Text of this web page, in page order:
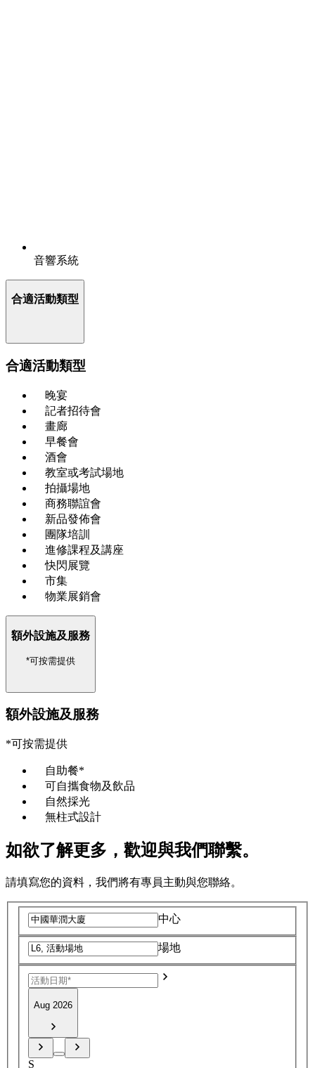
音響系統
合適活動類型
合適活動類型
晚宴
記者招待會
畫廊
早餐會
酒會
教室或考試場地
拍攝場地
商務聯誼會
新品發佈會
團隊培訓
進修課程及講座
快閃展覽
市集
物業展銷會
額外設施及服務
*可按需提供
額外設施及服務
*可按需提供
自助餐*
可自攜食物及飲品
自然採光
無柱式設計
如欲了解更多，歡迎與我們聯繫。
請填寫您的資料，我們將有專員主動與您聯絡。
中心
場地
Aug 2026
S